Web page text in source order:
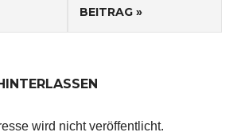
BEITRAG
wird nicht veröffentlicht.